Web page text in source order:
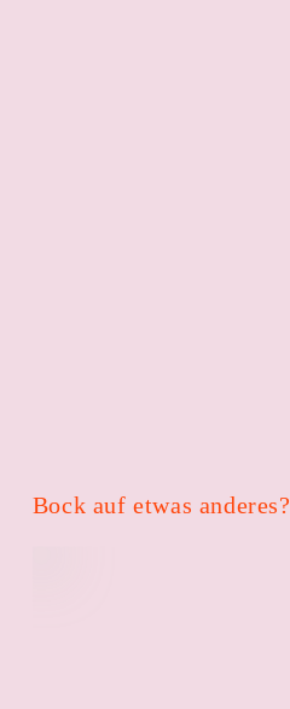
Bock auf etwas anderes?